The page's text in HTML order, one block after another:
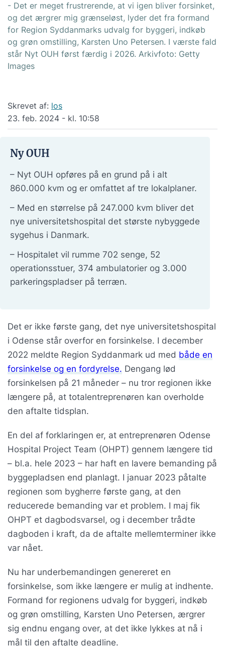
- Det er meget frustrerende, at vi igen bliver forsinket,
og det ærgrer mig grænseløst, lyder det fra formand
for Region Syddanmarks udvalg for byggeri, indkøb
og grøn omstilling, Karsten Uno Petersen. I værste fald
står Nyt OUH først færdig i 2026. Arkivfoto: Getty
Images
Skrevet af: los
23. feb. 2024 - kl. 10:58
Ny OUH
– Nyt OUH opføres på en grund på i alt
860.000 kvm og er omfattet af tre lokalplaner.
– Med en størrelse på 247.000 kvm bliver det
nye universitetshospital det største nybyggede
sygehus i Danmark.
– Hospitalet vil rumme 702 senge, 52
operationsstuer, 374 ambulatorier og 3.000
parkeringspladser på terræn.
Det er ikke første gang, det nye universitetshospital
i Odense står overfor en forsinkelse. I december
2022 meldte Region Syddanmark ud med både en
forsinkelse og en fordyrelse. Dengang lød
forsinkelsen på 21 måneder – nu tror regionen ikke
længere på, at totalentreprenøren kan overholde
den aftalte tidsplan.
En del af forklaringen er, at entreprenøren Odense
Hospital Project Team (OHPT) gennem længere tid
– bl.a. hele 2023 – har haft en lavere bemanding på
byggepladsen end planlagt. I januar 2023 påtalte
regionen som bygherre første gang, at den
reducerede bemanding var et problem. I maj fik
OHPT et dagbodsvarsel, og i december trådte
dagboden i kraft, da de aftalte mellemterminer ikke
var nået.
Nu har underbemandingen genereret en
forsinkelse, som ikke længere er mulig at indhente.
Formand for regionens udvalg for byggeri, indkøb
og grøn omstilling, Karsten Uno Petersen, ærgrer
sig endnu engang over, at det ikke lykkes at nå i
mål til den aftalte deadline.